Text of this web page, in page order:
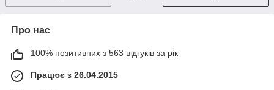
Про нас
100% позитивних з 563 відгуків за рік
Працює з 26.04.2015